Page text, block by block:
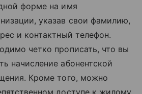
форме на имя
указав свои фамилию,
и контактный телефон.
четко прописать, что вы
начисление абонентской
Кроме того, можно
доступе к жилому